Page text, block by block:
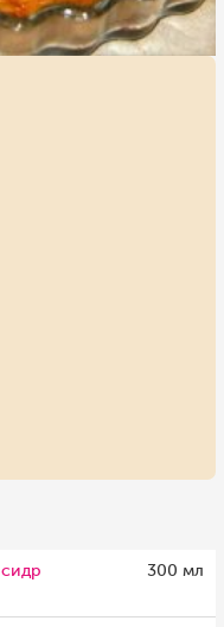
сидр 300 мл